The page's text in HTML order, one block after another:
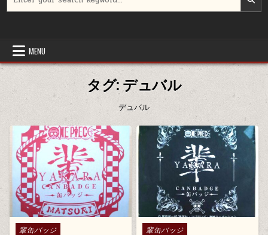
MENU
タグ: デュバル
デュバル
Posted in
輩缶バッジ Posted in
輩缶バッジ